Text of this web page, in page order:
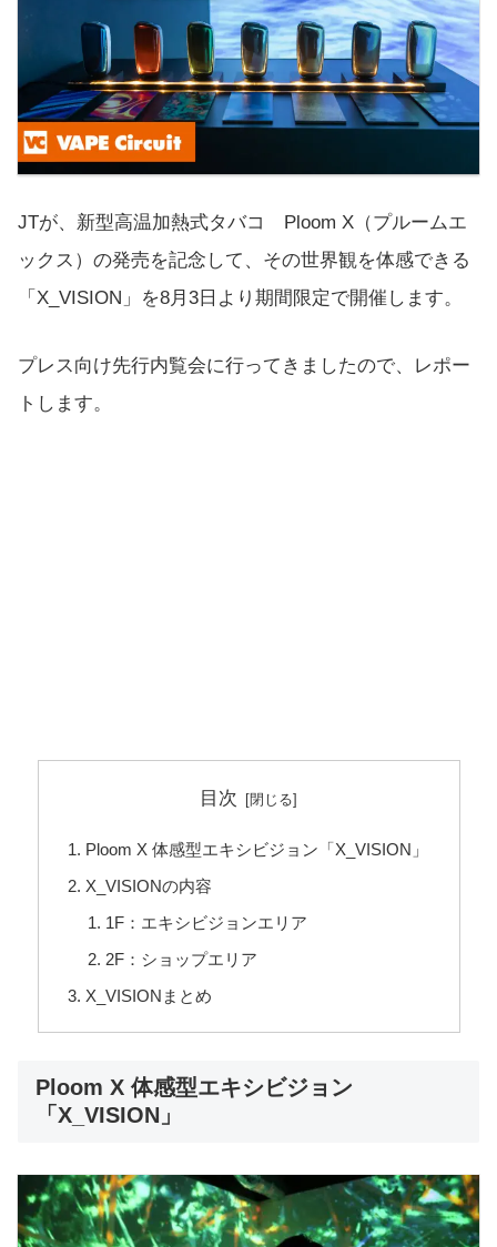
JTが、新型高温加熱式タバコ Ploom X（プルームエ
ックス）の発売を記念して、その世界観を体感できる
「X_VISION」を8月3日より期間限定で開催します。
プレス向け先行内覧会に行ってきましたので、レポー
トします。
目次
Ploom X 体感型エキシビジョン「X_VISION」
X_VISIONの内容
1F：エキシビジョンエリア
2F：ショップエリア
X_VISIONまとめ
Ploom X 体感型エキシビジョン
「X_VISION」